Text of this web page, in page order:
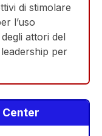
di stimolare
l’uso
attori del
per
Center